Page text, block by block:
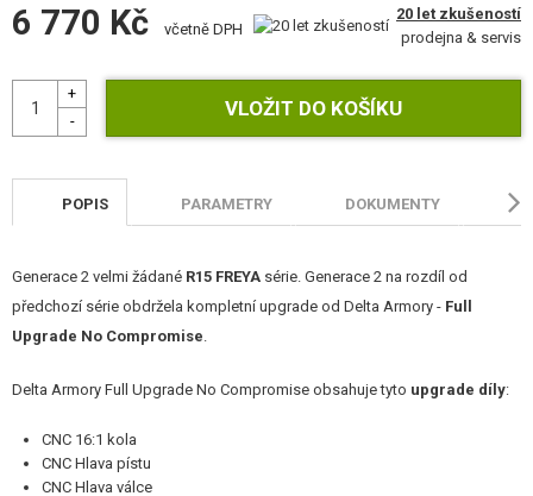
6 770 Kč včetně DPH
20 let zkušeností
prodejna & servis
POPIS PARAMETRY DOKUMENTY
Generace 2 velmi žádané R15 FREYA série. Generace 2 na rozdíl od
předchozí série obdržela kompletní upgrade od Delta Armory - Full
Upgrade No Compromise
Delta Armory Full Upgrade No Compromise obsahuje tyto upgrade díly:
CNC 16:1 kola
CNC Hlava pístu
CNC Hlava válce